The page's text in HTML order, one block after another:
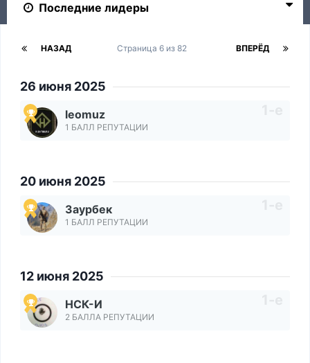
Последние лидеры
НАЗАД ВПЕРЁД
Страница 6 из 82
26 июня 2025
leomuz
1 БАЛЛ РЕПУТАЦИИ
20 июня 2025
Заурбек
1 БАЛЛ РЕПУТАЦИИ
12 июня 2025
НСК-И
2 БАЛЛА РЕПУТАЦИИ